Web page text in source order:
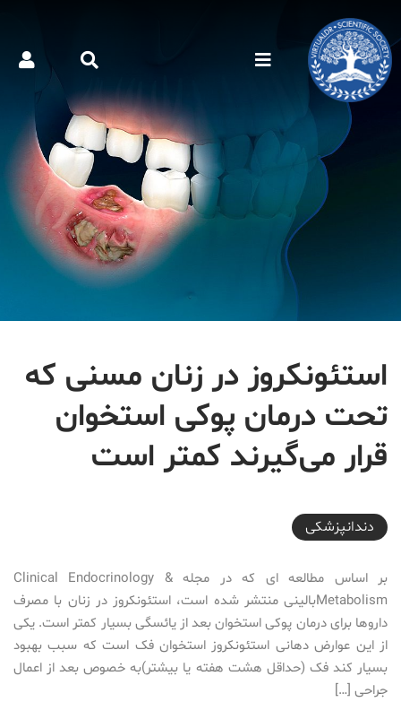
استئونکروز در زنان مسنی که
تحت درمان پوکی استخوان
قرار می‌گیرند کمتر است
2019-02-15T10:07:22+03:30
دندانپزشکی
بر اساس مطالعه ای که در مجله Clinical Endocrinology &
Metabolismبالینی منتشر شده است، استئونکروز در زنان با مصرف
داروها برای درمان پوکی استخوان بعد از یائسگی بسیار کمتر است. یکی
از این عوارض دهانی استئونکروز استخوان فک است که سبب بهبود
بسیار کند فک (حداقل هشت هفته یا بیشتر)به خصوص بعد از اعمال
جراحی […]